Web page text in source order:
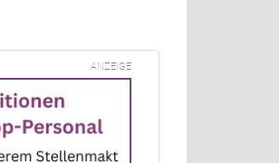
ANZEIGE